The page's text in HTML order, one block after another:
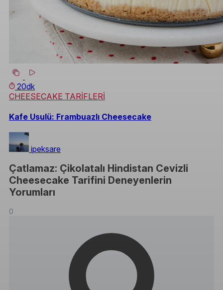
20dk
CHEESECAKE TARİFLERİ
Kafe Usulü: Frambuazlı Cheesecake
ipeksare
Çatlamaz: Çikolatalı Hindistan Cevizli
Cheesecake Tarifini Deneyenlerin
Yorumları
0